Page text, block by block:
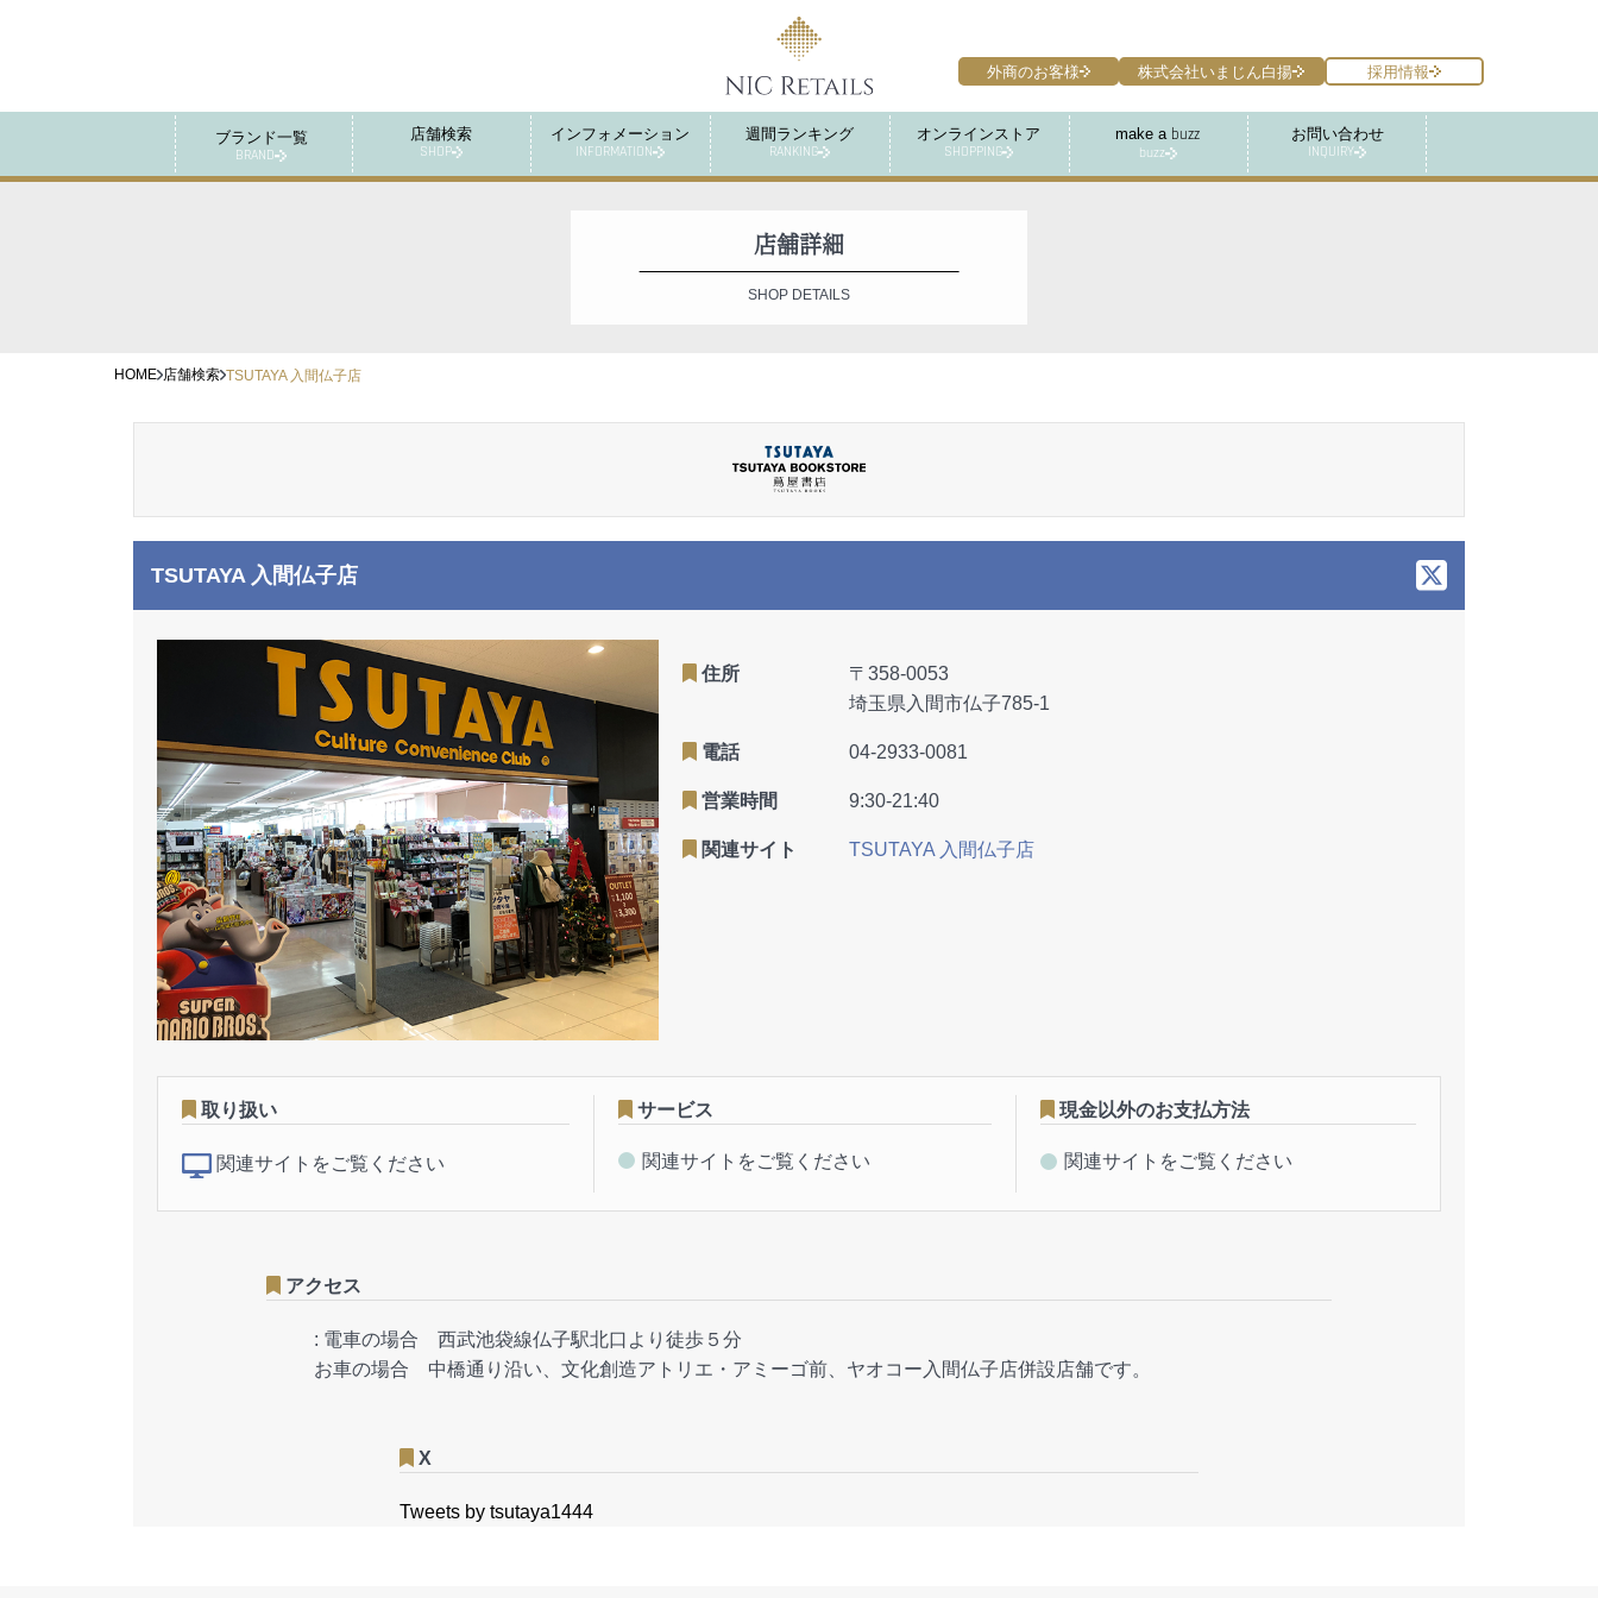
ブランド一覧
BRAND
店舗検索
SHOP
インフォメーション
INFORMATION
週間ランキング
RANKING
オンラインストア
SHOPPING
make a buzz
buzz
お問い合わせ
INQUIRY
外商のお客様 株式会社いまじん白揚 採用情報
店舗詳細
SHOP DETAILS
HOME 店舗検索 TSUTAYA 入間仏子店
TSUTAYA 入間仏子店
住所
〒358-0053
埼玉県入間市仏子785-1
電話 04-2933-0081
営業時間 9:30-21:40
関連サイト TSUTAYA 入間仏子店
取り扱い
関連サイトをご覧ください
サービス
関連サイトをご覧ください
現金以外のお支払方法
関連サイトをご覧ください
アクセス
: 電車の場合 西武池袋線仏子駅北口より徒歩５分
お車の場合 中橋通り沿い、文化創造アトリエ・アミーゴ前、ヤオコー入間仏子店併設店舗です。
X
Tweets by tsutaya1444